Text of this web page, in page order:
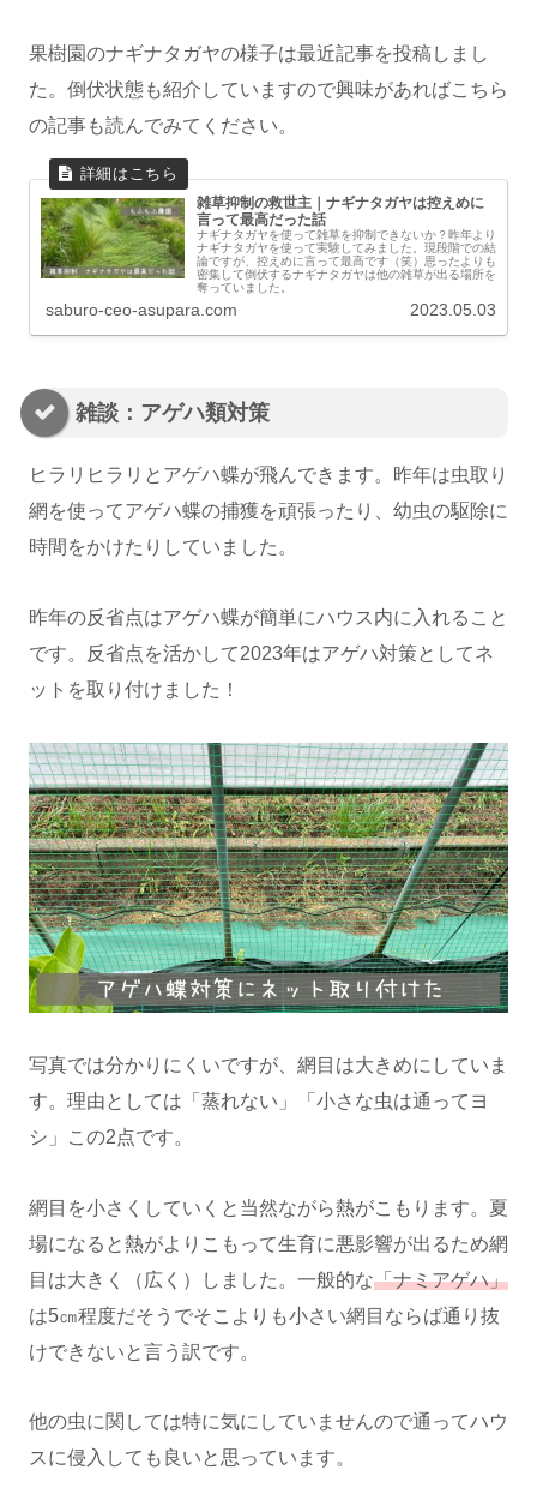
果樹園のナギナタガヤの様子は最近記事を投稿しまし
た。倒伏状態も紹介していますので興味があればこちら
の記事も読んでみてください。
雑草抑制の救世主｜ナギナタガヤは控えめに
言って最高だった話
ナギナタガヤを使って雑草を抑制できないか？昨年より
ナギナタガヤを使って実験してみました。現段階での結
論ですが、控えめに言って最高です（笑）思ったよりも
密集して倒伏するナギナタガヤは他の雑草が出る場所を
奪っていました。
saburo-ceo-asupara.com 2023.05.03
雑談：アゲハ類対策
ヒラリヒラリとアゲハ蝶が飛んできます。昨年は虫取り
網を使ってアゲハ蝶の捕獲を頑張ったり、幼虫の駆除に
時間をかけたりしていました。
昨年の反省点はアゲハ蝶が簡単にハウス内に入れること
です。反省点を活かして2023年はアゲハ対策としてネ
ットを取り付けました！
写真では分かりにくいですが、網目は大きめにしていま
す。理由としては「蒸れない」「小さな虫は通ってヨ
シ」この2点です。
網目を小さくしていくと当然ながら熱がこもります。夏
場になると熱がよりこもって生育に悪影響が出るため網
目は大きく（広く）しました。一般的な「ナミアゲハ」
は5㎝程度だそうでそこよりも小さい網目ならば通り抜
けできないと言う訳です。
他の虫に関しては特に気にしていませんので通ってハウ
スに侵入しても良いと思っています。